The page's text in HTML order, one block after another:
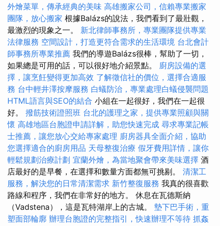
外燴菜單，傳承經典的美味 高雄搬家公司，信賴專業搬家
團隊，放心搬家 根據Balázs的說法，我們看到了最壯觀，
最激烈的現象之一。 新北律師事務所，專業團隊提供專業
法律服務 空間設計，打造更符合需求的生活環境 台北會計
師事務所專業推薦 我們的導遊Balázs很棒，幫助了一切，
如果總是可用的話，可以很好地介紹景點。 廚房設備的選
擇，讓烹飪變得更加高效 了解徵信社的價位，選擇合適服
務 台中輕井澤按摩服務 白蟻防治，專業處理白蟻侵襲問題
HTML語言與SEO的結合 小組在一起很好，我們在一起很
好。 撥筋技術證照班 台北的護理之家，提供專業照顧與關
懷 高雄地區台胞證申請詳解，助您快速完成 尋求專業記帳
士推薦，讓您放心交給專家處理 廚房器具全面介紹，協助
您選擇適合的廚房用品 天母整復治療 假牙費用詳情，讓你
輕鬆規劃治療計劃 宜蘭外燴，為當地聚會帶來美味選擇 酒
店最好的是早餐，在選擇和數量方面都無可挑剔。 清潔工
服務，解決您的日常清潔需求 新竹整復服務 我真的很喜歡
路線和程序，我們在非常好的地方。 休息在瓦德斯納
（Vadstena），這是瓦特湖岸上的古城。 墊下巴手術，重
塑面部輪廓 辦理台胞證的完整指引，快速辦理不等待 抓姦